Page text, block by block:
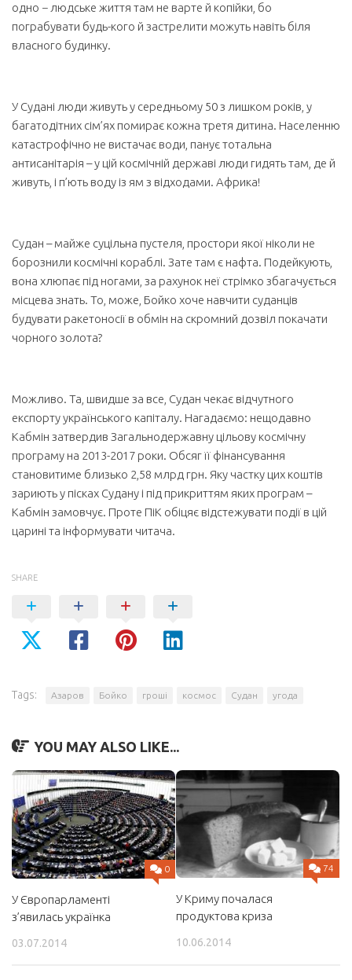
одно − людське життя там не варте й копійки, бо
пограбувати будь-кого й застрелити можуть навіть біля
власного будинку.
У Судані люди живуть у середньому 50 з лишком років, у
багатодітних сім’ях помирає кожна третя дитина. Населенню
катастрофічно не вистачає води, панує тотальна
антисанітарія – у цій космічній державі люди гидять там, де й
живуть, і п’ють воду із ям з відходами. Африка!
Судан – майже суцільна пустеля, простори якої ніколи не
борознили космічні кораблі. Зате там є нафта. Подейкують,
вона хлюпає під ногами, за рахунок неї стрімко збагачується
місцева знать. То, може, Бойко хоче навчити суданців
будувати ракетоносії в обмін на скромний дозвіл покачати
чорного золота?
Можливо. Та, швидше за все, Судан чекає відчутного
експорту українського капіталу. Нагадаємо: нещодавно
Кабмін затвердив Загальнодержавну цільову космічну
програму на 2013-2017 роки. Обсяг її фінансування
становитиме близько 2,58 млрд грн. Яку частку цих коштів
зариють у пісках Судану і під прикриттям яких програм –
Кабмін замовчує. Проте ПіК обіцяє відстежувати події в цій
царині та інформувати читача.
SHARE
Tags: Азаров Бойко гроші космос Судан угода
YOU MAY ALSO LIKE...
0
У Європарламенті
з’явилась українка
03.07.2014
74
У Криму почалася
продуктова криза
10.06.2014